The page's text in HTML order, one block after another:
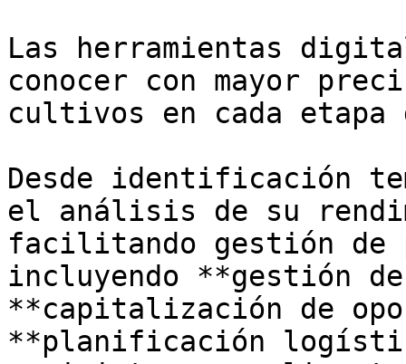
Las herramientas
conocer con mayor
cultivos en cada
Desde identificación
el análisis de su
facilitando gestión de
incluyendo **gestión
**capitalización de
**planificación